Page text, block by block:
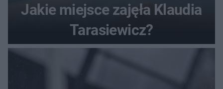
Jakie miejsce zajęła Klaudia
Tarasiewicz?